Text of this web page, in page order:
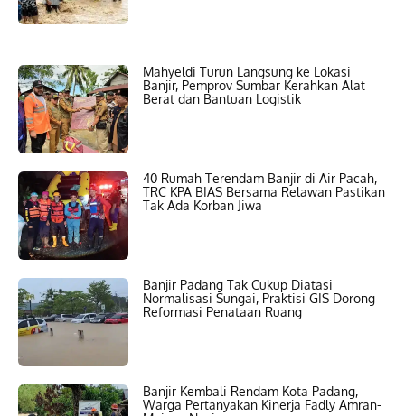
Mahyeldi Turun Langsung ke Lokasi
Banjir, Pemprov Sumbar Kerahkan Alat
Berat dan Bantuan Logistik
40 Rumah Terendam Banjir di Air Pacah,
TRC KPA BIAS Bersama Relawan Pastikan
Tak Ada Korban Jiwa
Banjir Padang Tak Cukup Diatasi
Normalisasi Sungai, Praktisi GIS Dorong
Reformasi Penataan Ruang
Banjir Kembali Rendam Kota Padang,
Warga Pertanyakan Kinerja Fadly Amran-